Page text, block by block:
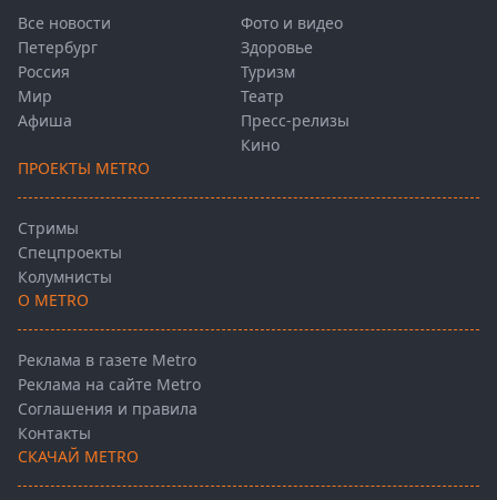
Все новости
Петербург
Россия
Мир
Афиша
Фото и видео
Здоровье
Туризм
Театр
Пресс-релизы
Кино
ПРОЕКТЫ METRO
Стримы
Спецпроекты
Колумнисты
О METRO
Реклама в газете Metro
Реклама на сайте Metro
Соглашения и правила
Контакты
СКАЧАЙ METRO